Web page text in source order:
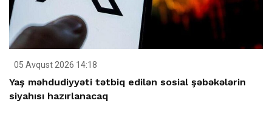
05 Avqust 2026 14:18
Yaş məhdudiyyəti tətbiq edilən sosial şəbəkələrin
siyahısı hazırlanacaq